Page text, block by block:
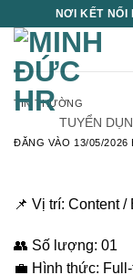
qua
dung
NƠI KẾT NỐI
TIN THƯỜNG
TUYỂN
ĐĂNG VÀO 13/05/2026
📌 Vị trí: Content /
👥 Số lượng: 01
💼 Hình thức: